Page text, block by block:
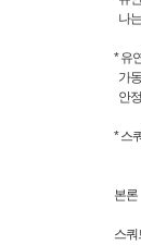
나
* 유
가
안
* 스
본론
스쿼